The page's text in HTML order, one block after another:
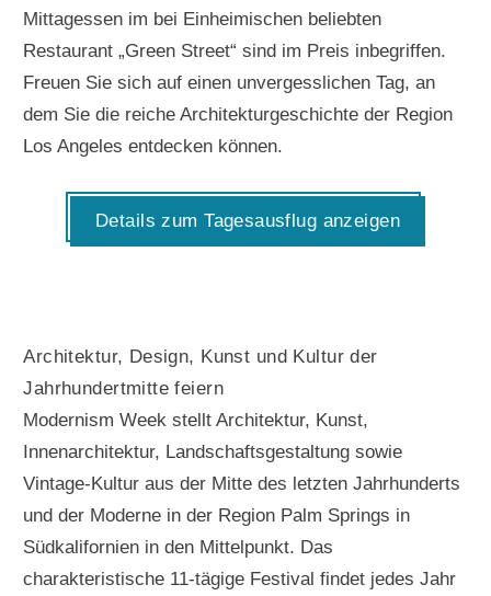
Mittagessen im bei Einheimischen beliebten
Restaurant „Green Street“ sind im Preis inbegriffen.
Freuen Sie sich auf einen unvergesslichen Tag, an
dem Sie die reiche Architekturgeschichte der Region
Los Angeles entdecken können.
Details zum Tagesausflug anzeigen
Architektur, Design, Kunst und Kultur der
Jahrhundertmitte feiern
Modernism Week stellt Architektur, Kunst,
Innenarchitektur, Landschaftsgestaltung sowie
Vintage-Kultur aus der Mitte des letzten Jahrhunderts
und der Moderne in der Region Palm Springs in
Südkalifornien in den Mittelpunkt. Das
charakteristische 11-tägige Festival findet jedes Jahr